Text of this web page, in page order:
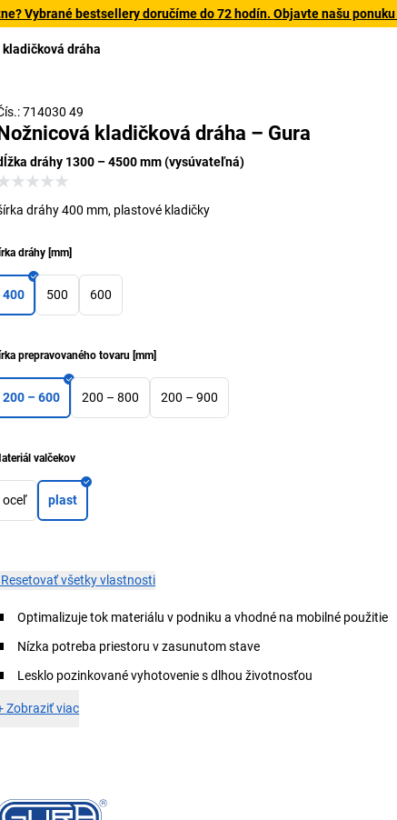
Vybrané bestsellery doručíme do 72 hodín. Objavte našu
dráha
714030 49
kladičková dráha – Gura
dráhy 1300 – 4500 mm (vysúvateľná)
dráhy 400 mm, plastové kladičky
dráhy [mm]
400 500 600
prepravovaného tovaru [mm]
200 – 600 200 – 800 200 – 900
valčekov
oceľ plast
Resetovať všetky vlastnosti
Optimalizuje tok materiálu v podniku a vhodné na mobilné použitie
Nízka potreba priestoru v zasunutom stave
Lesklo pozinkované vyhotovenie s dlhou životnosťou
Zobraziť viac